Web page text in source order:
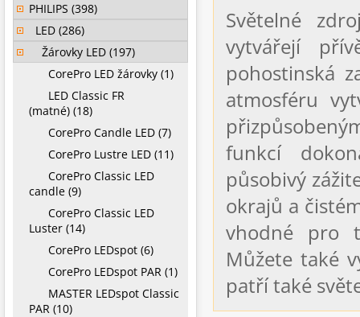
Světelné
vytvářejí
pohostinská
atmosféru
funkcí
působivý
okrajů a
vhodné pro
Můžete také
patří také
PHILIPS (398)
LED (286)
Žárovky LED (197)
CorePro LED žárovky (1)
LED Classic FR
(matné) (18)
CorePro Candle LED (7)
CorePro Lustre LED (11)
CorePro Classic LED
candle (9)
CorePro Classic LED
Luster (14)
CorePro LEDspot (6)
CorePro LEDspot PAR (1)
MASTER LEDspot Classic
PAR (10)